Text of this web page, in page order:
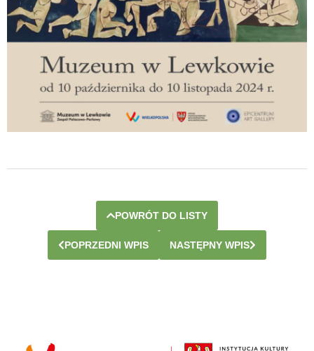
POWRÓT DO LISTY
POPRZEDNI WPIS NASTĘPNY WPIS